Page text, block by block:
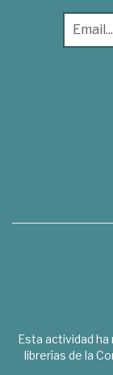
Esta actividad ha
librerías de la